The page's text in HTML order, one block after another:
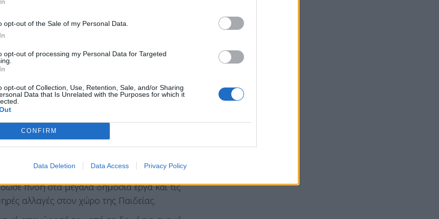
opt-out of the Sale of my Personal Data.
opt-out of processing my Personal Data for Targeted
opt-out of Collection, Use, Retention, Sale, and/or Sharing
Data that Is Unrelated with the Purposes for which it
CONFIRM
Data Deletion Data Access Privacy Policy
μεταξύ άλλων ο πρωθυπουργός.
Ένα ιστορικό στέλεχος της παράταξής μας
συμφέροντος που επί δεκαετίες ενσάρκωνε
πάντα το χειροπιαστό αποτέλεσμα
το δικό του αποτύπωμα στη σύγχρονη
σε κρίσιμα χαρτοφυλάκια, εργάστηκε για
πνοή στα μεγάλα δημόσια έργα και τις
αλλαγές στον χώρο της Παιδείας.